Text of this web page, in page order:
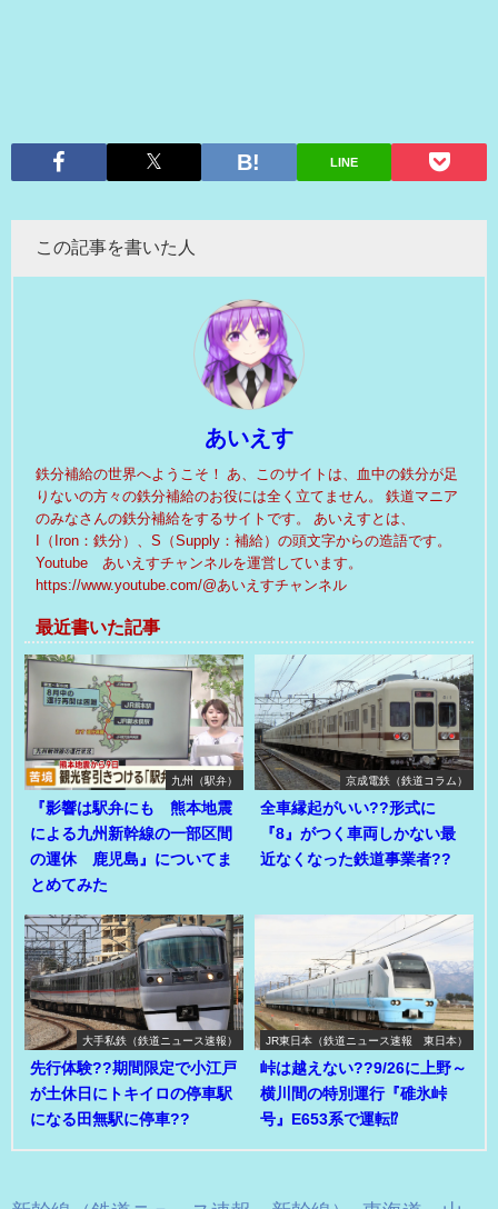
LINE
この記事を書いた人
あいえす
鉄分補給の世界へようこそ！ あ、このサイトは、血中の鉄分が足
りないの方々の鉄分補給のお役には全く立てません。 鉄道マニア
のみなさんの鉄分補給をするサイトです。 あいえすとは、
I（Iron：鉄分）、S（Supply：補給）の頭文字からの造語です。
Youtube あいえすチャンネルを運営しています。
https://www.youtube.com/@あいえすチャンネル
最近書いた記事
九州（駅弁）
『影響は駅弁にも 熊本地震
による九州新幹線の一部区間
の運休 鹿児島』についてま
とめてみた
京成電鉄（鉄道コラム）
全車縁起がいい??形式に
『8』がつく車両しかない最
近なくなった鉄道事業者??
大手私鉄（鉄道ニュース速報）
先行体験??期間限定で小江戸
が土休日にトキイロの停車駅
になる田無駅に停車??
JR東日本（鉄道ニュース速報 東日本）
峠は越えない??9/26に上野～
横川間の特別運行『碓氷峠
号』E653系で運転⁉